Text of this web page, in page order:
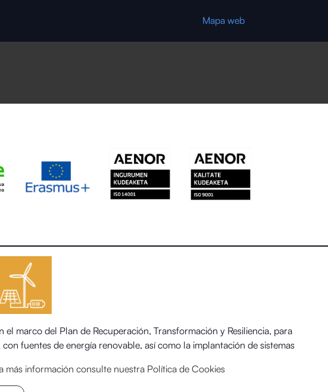
Mapa web
marco del Plan de Recuperación, Transformación y Resiliencia, para
fuentes de energía renovable, así como la implantación de sistemas
más información consulte nuestra Política de Cookies